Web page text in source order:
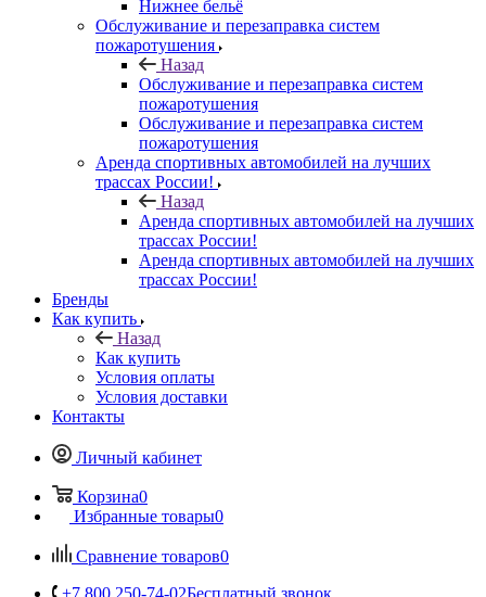
Нижнее бельё
Обслуживание и перезаправка систем
пожаротушения
Назад
Обслуживание и перезаправка систем
пожаротушения
Обслуживание и перезаправка систем
пожаротушения
Аренда спортивных автомобилей на лучших
трассах России!
Назад
Аренда спортивных автомобилей на лучших
трассах России!
Аренда спортивных автомобилей на лучших
трассах России!
Бренды
Как купить
Назад
Как купить
Условия оплаты
Условия доставки
Контакты
Личный кабинет
Корзина0
Избранные товары0
Сравнение товаров0
+7 800 250-74-02Бесплатный звонок